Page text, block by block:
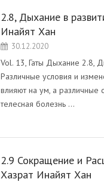
2.8, Дыхание в
Инайят Хан
30.12.2020
Vol. 13, Гаты Дыхание 2.8,
Различные условия и
влияют на ум, а различные
телесная болезнь …
2.9 Сокращение и
Хазрат Инайят Хан